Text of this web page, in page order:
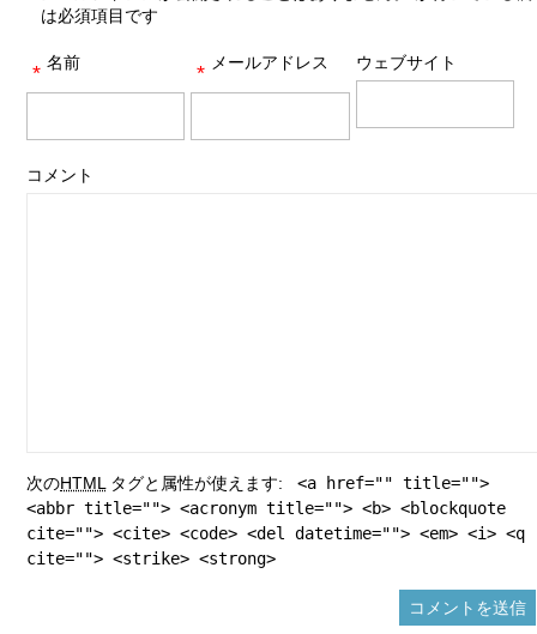
は必須項目です
名前
* メールアドレス
* ウェブサイト
コメント
次のHTML タグと属性が使えます:
<a href="" title="">
<abbr title=""> <acronym title=""> <b> <blockquote
cite=""> <cite> <code> <del datetime=""> <em> <i> <q
cite=""> <strike> <strong>